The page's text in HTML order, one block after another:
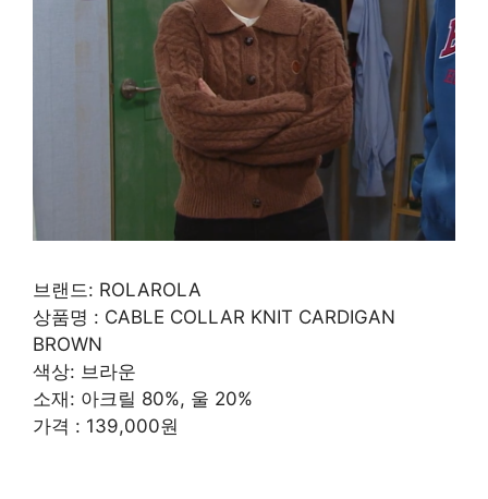
브랜드: ROLAROLA
상품명 : CABLE COLLAR KNIT CARDIGAN
BROWN
색상: 브라운
소재: 아크릴 80%, 울 20%
가격 : 139,000원